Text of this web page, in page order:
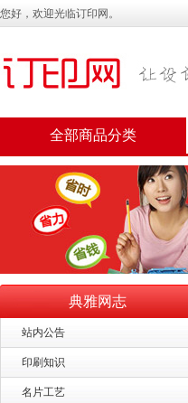
您好，欢迎光临订印网。
全部商品分类
典雅网志
站内公告
印刷知识
名片工艺